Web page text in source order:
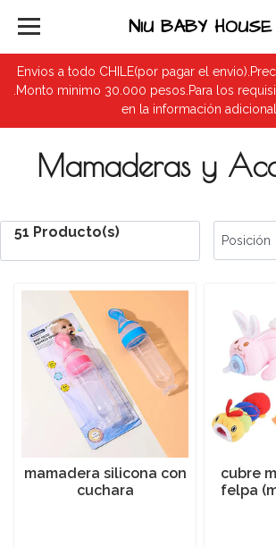
Envios a todo CHILE(por pagar el
.Monto minimo 30.000 pesos.Para los
en la información adicional.
NIU BABY HOUSE
Mamaderas y
51 Producto(s)
mamadera silicona con
cuchara
cubre
felpa